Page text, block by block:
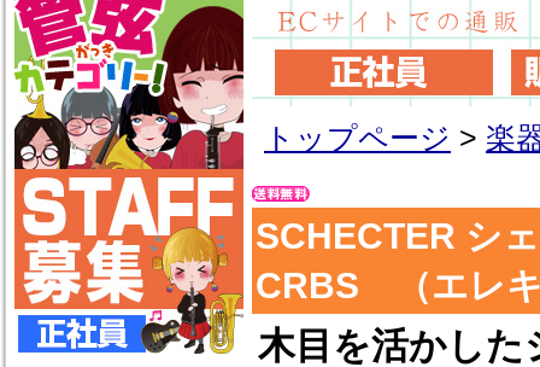
トップページ > 楽
SCHECTER シ
CRBS （エレ
木目を活かした